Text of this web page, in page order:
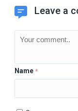
Leave a
Name *